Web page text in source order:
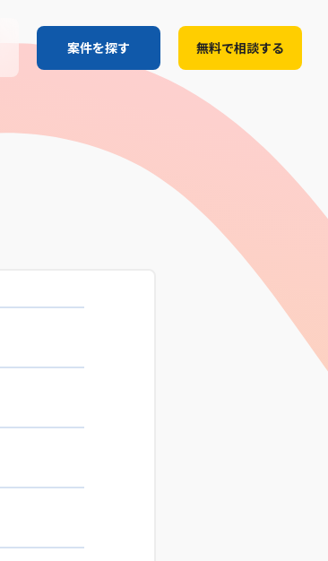
案件を探す 無料で相談する